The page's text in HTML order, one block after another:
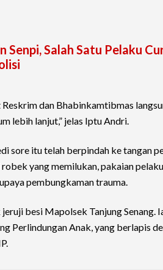
Senpi, Salah Satu Pelaku
dan Bhabinkamtibmas
lebih lanjut,” jelas Iptu Andri.
sore itu telah berpindah ke tangan
yang memilukan, pakaian
pembungkaman trauma.
besi Mapolsek Tanjung Senang.
Perlindungan Anak, yang berlapis